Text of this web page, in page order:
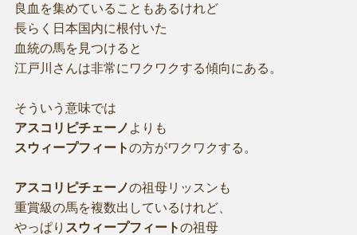
良血を集めていることもあるけれど
長らく日本国内に根付いた
血統の馬を見つけると
江戸川さんは非常にワクワクする傾向にある。
そういう意味では
アスコリピチェーノ よりも
スウィープフィートの方がワクワクする。
アスコリピチェーノの祖母リッスンも
重賞級の馬を複数出しているけれど、
やっぱり スウィープフィートの祖母